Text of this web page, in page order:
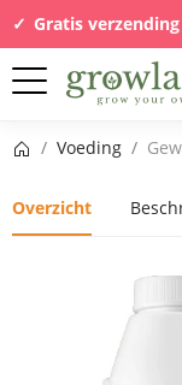
Gratis
Startpagina
/ Voeding /
Overzicht